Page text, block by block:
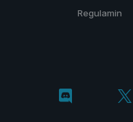
Regulamin